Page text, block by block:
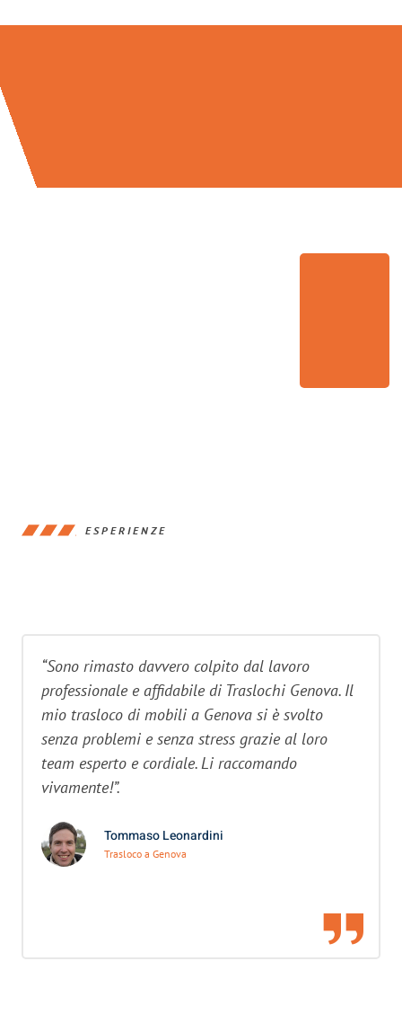
ESPERIENZE
“Sono rimasto davvero colpito dal lavoro
professionale e affidabile di Traslochi Genova. Il
mio trasloco di mobili a Genova si è svolto
senza problemi e senza stress grazie al loro
team esperto e cordiale. Li raccomando
vivamente!”.
Tommaso Leonardini
Trasloco a Genova